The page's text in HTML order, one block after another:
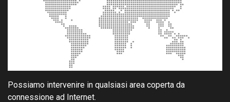
Possiamo intervenire in qualsiasi area coperta da
connessione ad Internet.